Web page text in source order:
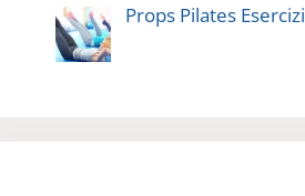
Props Pilates Esercizi